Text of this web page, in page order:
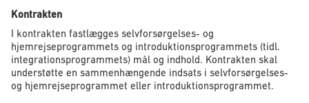
Kontrakten
I kontrakten fastlægges selvforsørgelses- og
hjemrejseprogrammets og introduktionsprogrammets (tidl.
integrationsprogrammets) mål og indhold. Kontrakten skal
understøtte en sammenhængende indsats i selvforsørgelses-
og hjemrejseprogrammet eller introduktionsprogrammet.